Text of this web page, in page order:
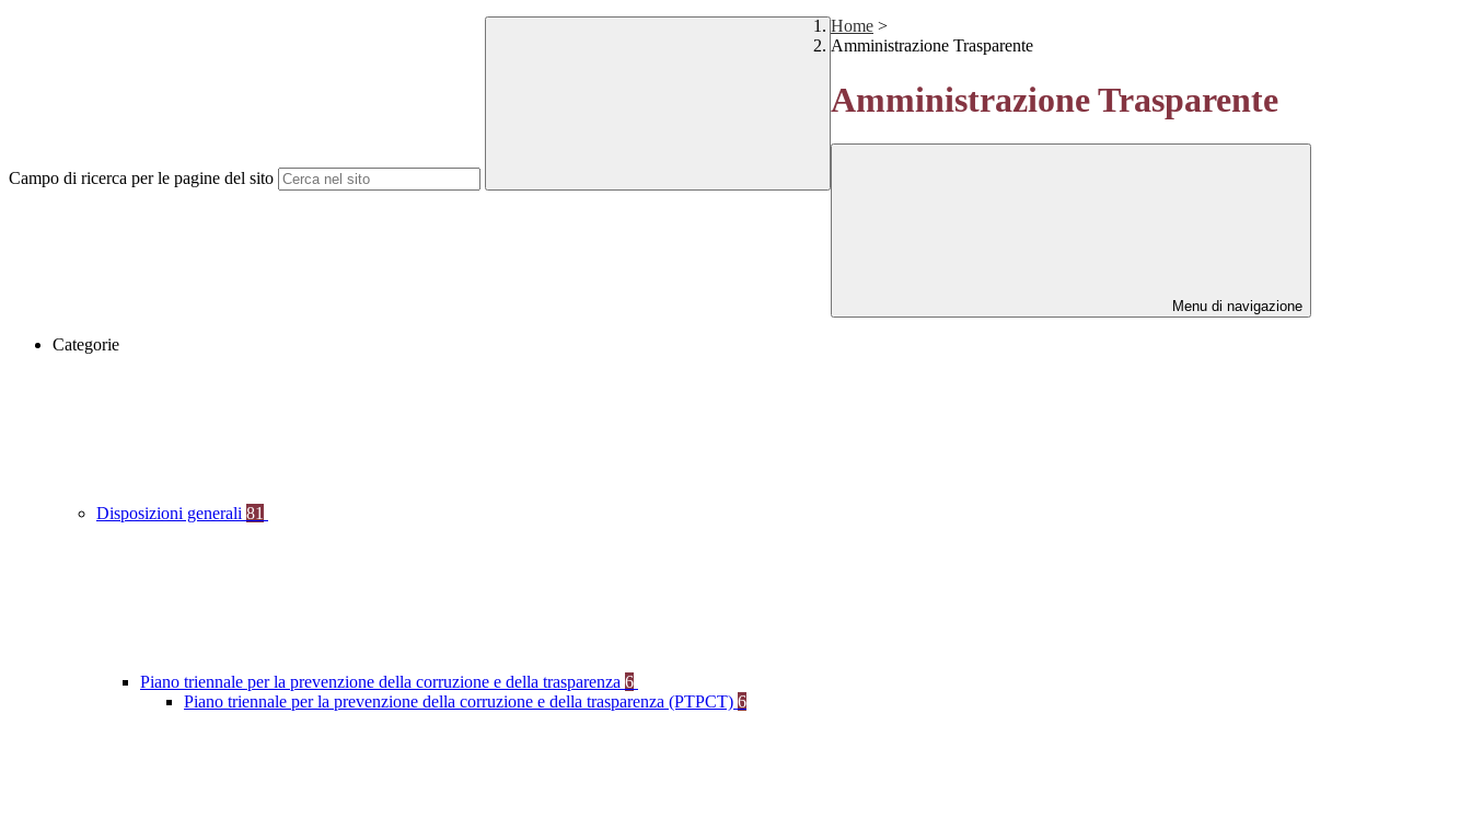
Campo di ricerca per le pagine del sito
Home >
Amministrazione Trasparente
Amministrazione Trasparente
Menu di navigazione
Categorie
Disposizioni generali 81
Piano triennale per la prevenzione della corruzione e della trasparenza 6
Piano triennale per la prevenzione della corruzione e della trasparenza (PTPCT) 6